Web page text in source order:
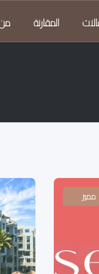
المقارنة
مميز